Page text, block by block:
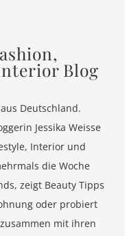
Blog
Deutschland.
Jessika Weisse
Interior und
die Woche
zeigt Beauty Tipps
oder probiert
mit ihren